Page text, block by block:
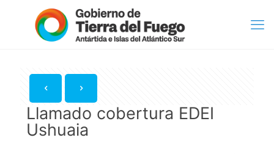
Llamado cobertura EDEI
Ushuaia